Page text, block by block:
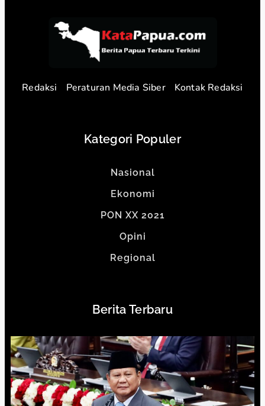
Redaksi Peraturan Media Siber Kontak Redaksi
Kategori Populer
Nasional
Ekonomi
PON XX 2021
Opini
Regional
Berita Terbaru